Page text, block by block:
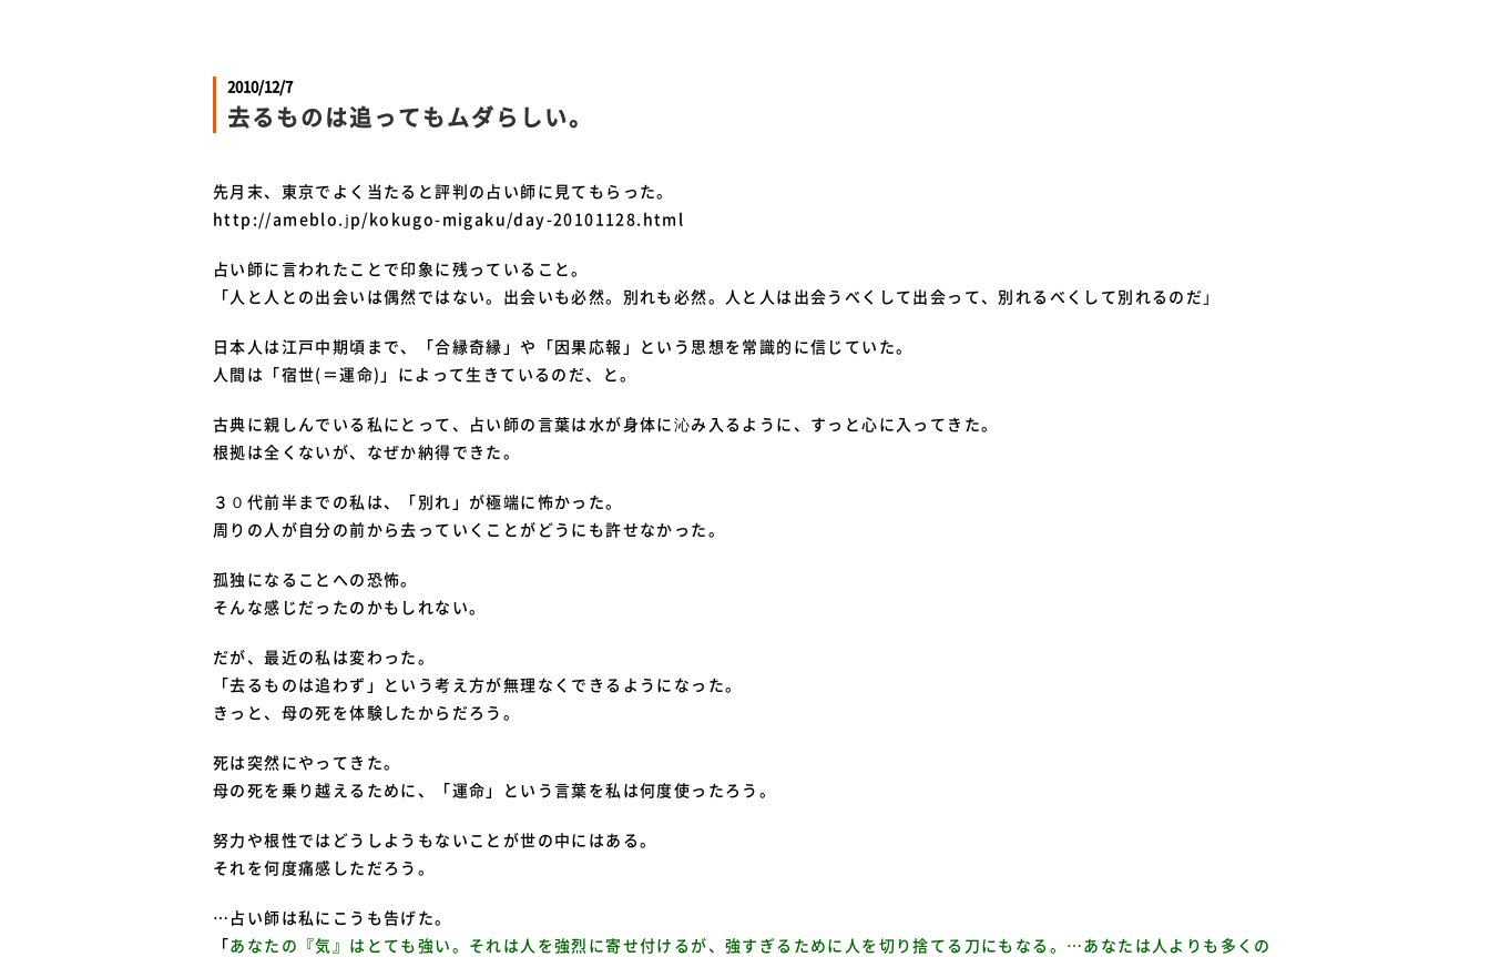
2010/12/7
去るものは追ってもムダらしい。
先月末、東京でよく当たると評判の占い師に見てもらった。
http://ameblo.jp/kokugo-migaku/day-20101128.html
占い師に言われたことで印象に残っていること。
「人と人との出会いは偶然ではない。出会いも必然。別れも必然。人と人は出会うべくして出会って、別れるべくして別れるのだ 」
日本人は江戸中期頃まで、「合縁奇縁」や「因果応報」という思想を常識的に信じていた。
人間は「宿世(＝運命)」によって生きているのだ、と。
古典に親しんでいる私にとって、占い師の言葉は水が身体に沁み入るように、すっと心に入ってきた。
根拠は全くないが、なぜか納得できた。
３０代前半までの私は、「別れ」が極端に怖かった。
周りの人が自分の前から去っていくことがどうにも許せなかった。
孤独になることへの恐怖。
そんな感じだったのかもしれない。
だが、最近の私は変わった。
「去るものは追わず」という考え方が無理なくできるようになった。
きっと、母の死を体験したからだろう。
死は突然にやってきた。
母の死を乗り越えるために、「運命」という言葉を私は何度使ったろう。
努力や根性ではどうしようもないことが世の中にはある。
それを何度痛感しただろう。
…占い師は私にこうも告げた。
「あなたの『気』はとても強い。それは人を強烈に寄せ付けるが、強すぎるために人を切り捨てる刀にもなる。…あなたは人よりも多くの